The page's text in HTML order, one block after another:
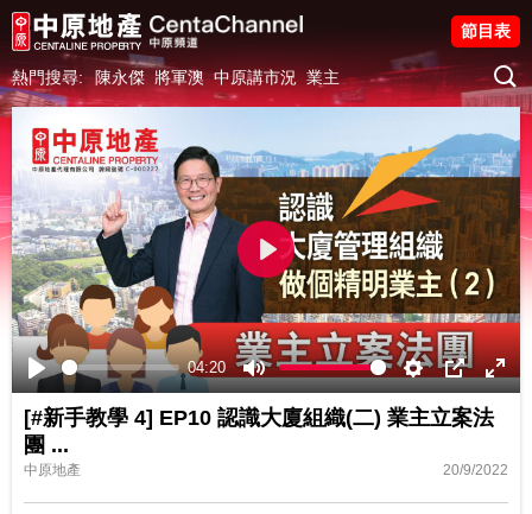
熱門搜尋: 陳永傑 將軍澳 中原講市況 業主
節目表
Play
04:20
Mute Settings
PIP
Play
[#新手教學 4] EP10 認識大廈組織(二) 業主立案法
團 ...
中原地產 20/9/2022